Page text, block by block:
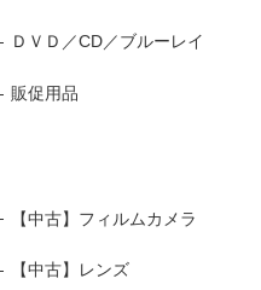
ＤＶＤ／CD／ブルーレイ
販促用品
【中古】フィルムカメラ
【中古】レンズ